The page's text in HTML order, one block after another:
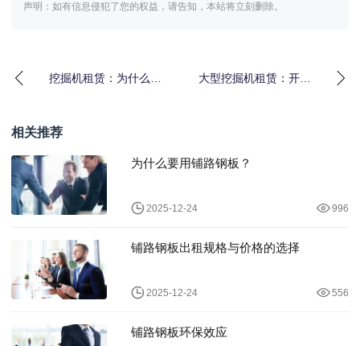
声明：如有信息侵犯了您的权益，请告知，本站将立刻删除。
挖掘机租赁：为什么斗
大型挖掘机租赁：开启
相关推荐
为什么要用铺路钢板？
2025-12-24 996
铺路钢板出租规格与价格的选择
2025-12-24 556
铺路钢板环保效应